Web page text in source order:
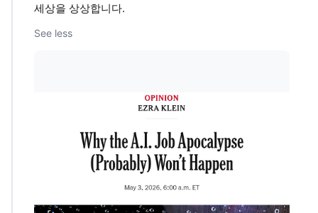
세상을 상상합니다.
See less